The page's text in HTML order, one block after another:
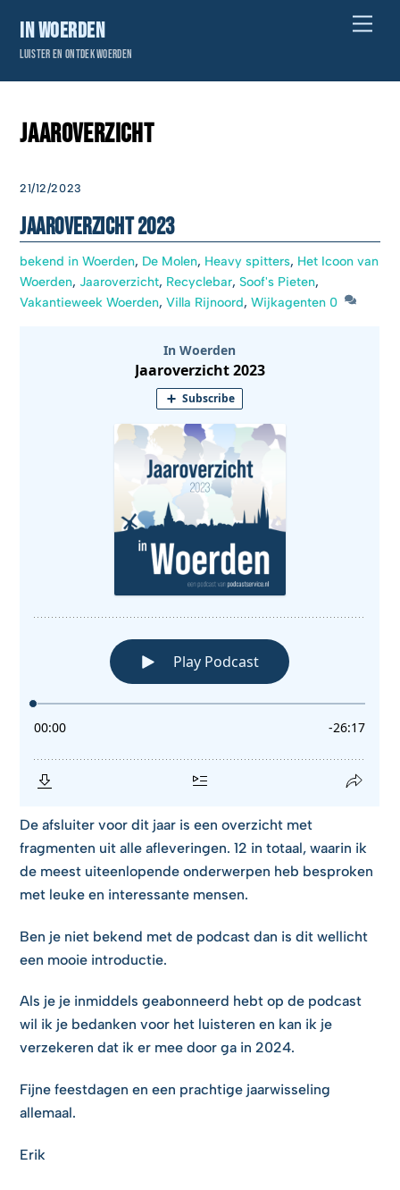
content
In Woerden
Luister en ontdek Woerden
Jaaroverzicht
21/12/2023
Jaaroverzicht 2023
bekend in Woerden, De Molen, Heavy spitters, Het Icoon van
Woerden, Jaaroverzicht, Recyclebar,Soof's Pieten,
Vakantieweek Woerden,Villa Rijnoord,Wijkagenten 0
De afsluiter voor dit jaar is een overzicht met
fragmenten uit alle afleveringen. 12 in totaal, waarin ik
de meest uiteenlopende onderwerpen heb besproken
met leuke en interessante mensen.
Ben je niet bekend met de podcast dan is dit wellicht
een mooie introductie.
Als je je inmiddels geabonneerd hebt op de podcast
wil ik je bedanken voor het luisteren en kan ik je
verzekeren dat ik er mee door ga in 2024.
Fijne feestdagen en een prachtige jaarwisseling
allemaal.
Erik